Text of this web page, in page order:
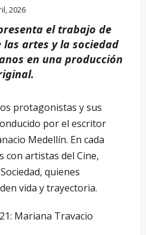
2026
el trabajo de
artes y la sociedad
en una producción
protagonistas y sus
por el escritor
Medellín. En cada
con artistas del Cine,
quienes
vida y trayectoria.
Mariana Travacio